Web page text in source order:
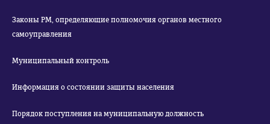
Законы РМ, определяющие полномочия органов местного
самоуправления
Муниципальный контроль
Информация о состоянии защиты населения
Порядок поступления на муниципальную должность